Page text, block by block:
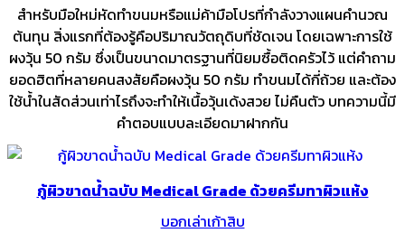
สำหรับมือใหม่หัดทำขนมหรือแม่ค้ามือโปรที่กำลังวางแผนคำนวณ
ต้นทุน สิ่งแรกที่ต้องรู้คือปริมาณวัตถุดิบที่ชัดเจน โดยเฉพาะการใช้
ผงวุ้น 50 กรัม ซึ่งเป็นขนาดมาตรฐานที่นิยมซื้อติดครัวไว้ แต่คำถาม
ยอดฮิตที่หลายคนสงสัยคือผงวุ้น 50 กรัม ทำขนมได้กี่ถ้วย และต้อง
ใช้น้ำในสัดส่วนเท่าไรถึงจะทำให้เนื้อวุ้นเด้งสวย ไม่คืนตัว บทความนี้มี
คำตอบแบบละเอียดมาฝากกัน
กู้ผิวขาดน้ำฉบับ Medical Grade ด้วยครีมทาผิวแห้ง
บอกเล่าเก้าสิบ